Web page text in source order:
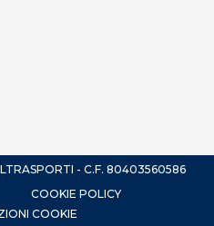
- C.F. 80403560586
COOKIE POLICY
COOKIE